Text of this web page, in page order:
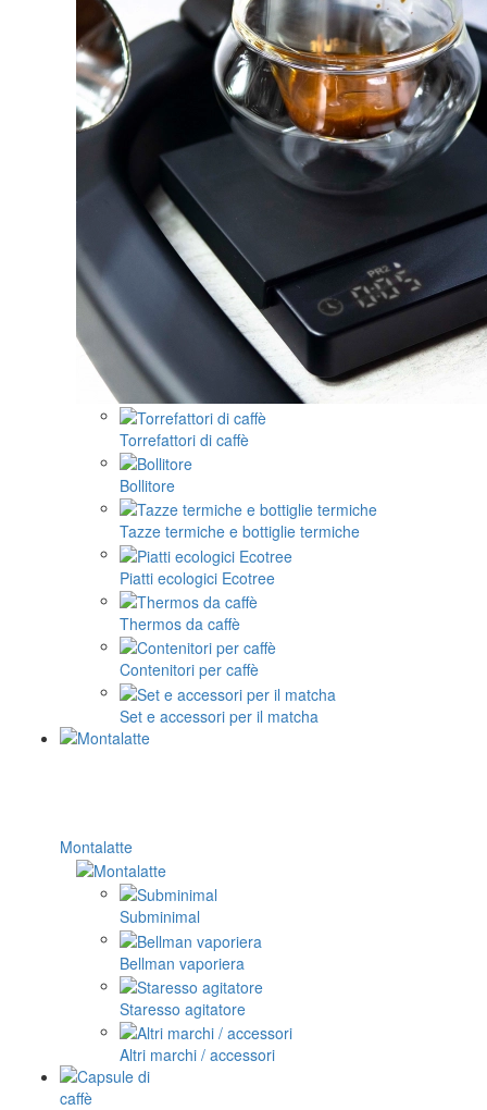
Torrefattori di caffè
Bollitore
Tazze termiche e bottiglie termiche
Piatti ecologici Ecotree
Thermos da caffè
Contenitori per caffè
Set e accessori per il matcha
Montalatte
Subminimal
Bellman vaporiera
Staresso agitatore
Altri marchi / accessori